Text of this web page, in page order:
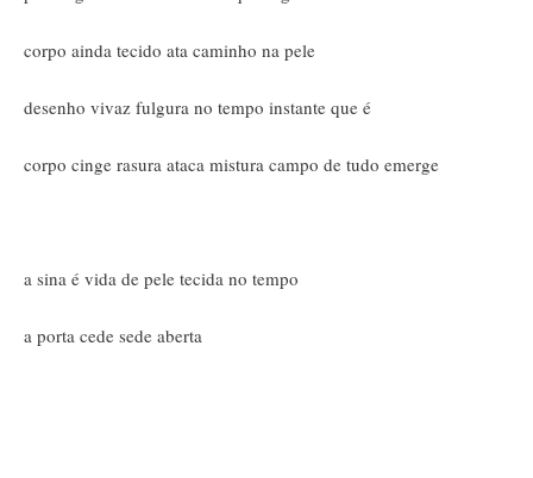
corpo ainda tecido ata caminho na pele
desenho vivaz fulgura no tempo instante que é
corpo cinge rasura ataca mistura campo de tudo emerge
a sina é vida de pele tecida no tempo
a porta cede sede aberta